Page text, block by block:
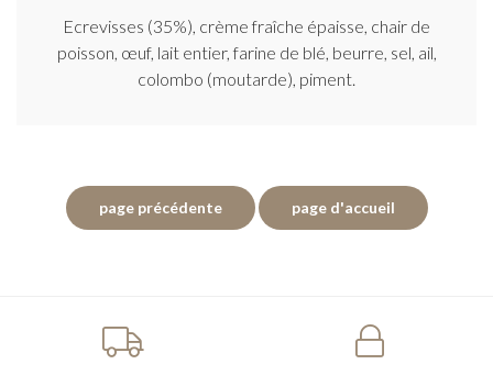
Ecrevisses (35%), crème fraîche épaisse, chair de
poisson, œuf, lait entier, farine de blé, beurre, sel, ail,
colombo (moutarde), piment.